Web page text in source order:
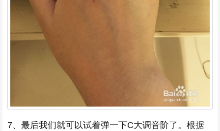
7、最后我们就可以试着弹一下C大调音阶了。根据